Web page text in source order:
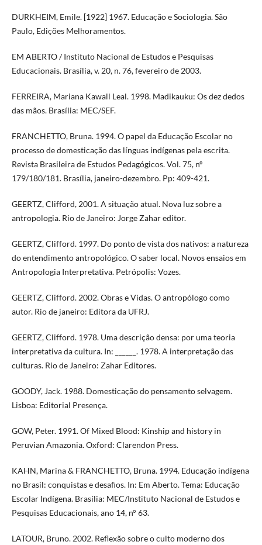
DURKHEIM, Emile. [1922] 1967. Educação e Sociologia. São
Paulo, Edições Melhoramentos.
EM ABERTO / Instituto Nacional de Estudos e Pesquisas
Educacionais. Brasília, v. 20, n. 76, fevereiro de 2003.
FERREIRA, Mariana Kawall Leal. 1998. Madikauku: Os dez dedos
das mãos. Brasília: MEC/SEF.
FRANCHETTO, Bruna. 1994. O papel da Educação Escolar no
processo de domesticação das línguas indígenas pela escrita.
Revista Brasileira de Estudos Pedagógicos. Vol. 75, nº
179/180/181. Brasília, janeiro-dezembro. Pp: 409-421.
GEERTZ, Clifford, 2001. A situação atual. Nova luz sobre a
antropologia. Rio de Janeiro: Jorge Zahar editor.
GEERTZ, Clifford. 1997. Do ponto de vista dos nativos: a natureza
do entendimento antropológico. O saber local. Novos ensaios em
Antropologia Interpretativa. Petrópolis: Vozes.
GEERTZ, Clifford. 2002. Obras e Vidas. O antropólogo como
autor. Rio de janeiro: Editora da UFRJ.
GEERTZ, Clifford. 1978. Uma descrição densa: por uma teoria
interpretativa da cultura. In: ______. 1978. A interpretação das
culturas. Rio de Janeiro: Zahar Editores.
GOODY, Jack. 1988. Domesticação do pensamento selvagem.
Lisboa: Editorial Presença.
GOW, Peter. 1991. Of Mixed Blood: Kinship and history in
Peruvian Amazonia. Oxford: Clarendon Press.
KAHN, Marina & FRANCHETTO, Bruna. 1994. Educação indígena
no Brasil: conquistas e desafios. In: Em Aberto. Tema: Educação
Escolar Indígena. Brasília: MEC/Instituto Nacional de Estudos e
Pesquisas Educacionais, ano 14, n° 63.
LATOUR, Bruno. 2002. Reflexão sobre o culto moderno dos